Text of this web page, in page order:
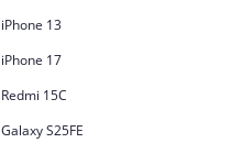
iPhone 13
iPhone 17
Redmi 15C
Galaxy S25FE